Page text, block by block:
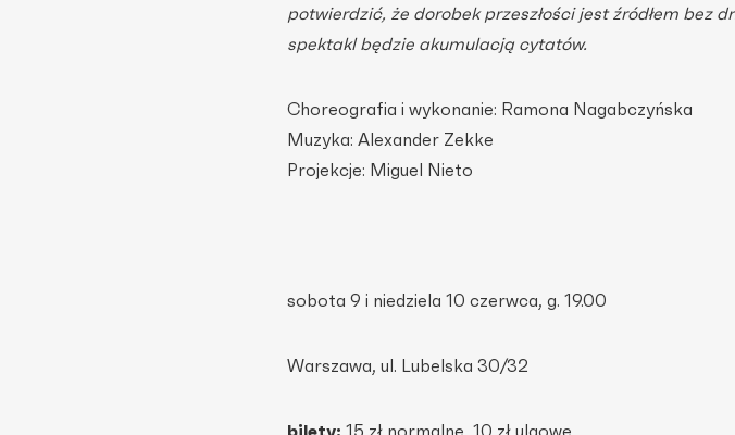
potwierdzić, że dorobek przeszłości jest źródłem bez
spektakl będzie akumulacją cytatów.
Choreografia i wykonanie: Ramona Nagabczyńska
Muzyka: Alexander Zekke
Projekcje: Miguel Nieto
sobota 9 i niedziela 10 czerwca, g. 19.00
Warszawa, ul. Lubelska 30/32